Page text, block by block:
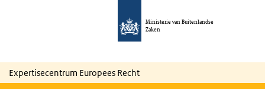
Ministerie van Buitenlandse
Zaken
Expertisecentrum Europees Recht